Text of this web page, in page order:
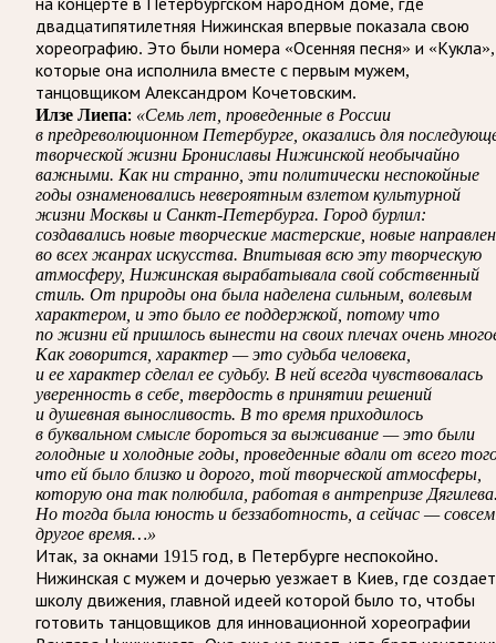
двадцатипятилетняя Нижинская впервые показала свою
хореографию. Это были номера «Осенняя песня» и «Кукла»,
которые она исполнила вместе с первым мужем,
танцовщиком Александром Кочетовским.
Илзе Лиепа: «Семь лет, проведенные в России
в предреволюционном Петербурге, оказались для
творческой жизни Брониславы Нижинской необычайно
важными. Как ни странно, эти политически неспокойные
годы ознаменовались невероятным взлетом культурной
жизни Москвы и Санкт-Петербурга. Город бурлил:
создавались новые творческие мастерские, новые
во всех жанрах искусства. Впитывая всю эту творческую
атмосферу, Нижинская вырабатывала свой собственный
стиль. От природы она была наделена сильным, волевым
характером, и это было ее поддержкой, потому что
по жизни ей пришлось вынести на своих плечах очень
Как говорится, характер — это судьба человека,
и ее характер сделал ее судьбу. В ней всегда чувствовалась
уверенность в себе, твердость в принятии решений
и душевная выносливость. В то время приходилось
в буквальном смысле бороться за выживание — это были
голодные и холодные годы, проведенные вдали от всего
что ей было близко и дорого, той творческой атмосферы,
которую она так полюбила, работая в антрепризе
Но тогда была юность и беззаботность, а сейчас — совсем
другое время…»
Итак, за окнами 1915 год, в Петербурге неспокойно.
Нижинская с мужем и дочерью уезжает в Киев, где создает
школу движения, главной идеей которой было то, чтобы
готовить танцовщиков для инновационной хореографии